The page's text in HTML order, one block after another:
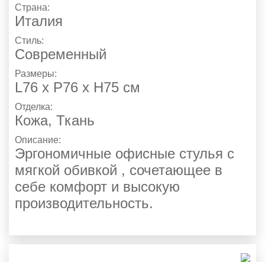
Страна:
Италия
Стиль:
Современный
Размеры:
L76 x P76 x H75 см
Отделка:
Кожа, Ткань
Описание:
Эргономичные офисные стулья с
мягкой обивкой , сочетающее в
себе комфорт и высокую
производительность.